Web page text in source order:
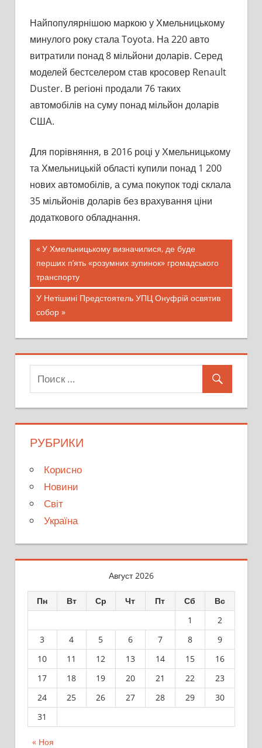
Найпопулярнішою маркою у Хмельницькому
минулого року стала Toyota. На 220 авто
витратили понад 8 мільйони доларів. Серед
моделей бестселером став кросовер Renault
Duster. В регіоні продали 76 таких
автомобілів на суму понад мільйон доларів
США.
Для порівняння, в 2016 році у Хмельницькому
та Хмельницькій області купили понад 1 200
нових автомобілів, а сума покупок тоді склала
35 мільйонів доларів без врахування ціни
додаткового обладнання.
Навигация
по
записям
Предыдущая
запись;
У Хмельницькому визначилися, де буде
перших п’ять «розумних зупинок» громадського
транспорту
Следующая
запись:
У Нетішині Предстоятель УПЦ Онуфрій освятив
собор
РУБРИКИ
Корисно
Новини
Світ
Україна
Август 2026
Пн Вт Ср Чт Пт Сб Вс
« Ноя
1
2
3
4 5 6 7 8
9
10
11 12 13 14 15
16
17
18 19 20 21 22
23
24
25 26 27 28 29
30
31